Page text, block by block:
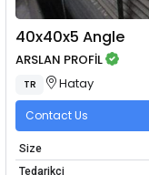
40x40x5 Angle
ARSLAN PROFİL
TR Hatay
Contact Us
Size
Tedarikçi